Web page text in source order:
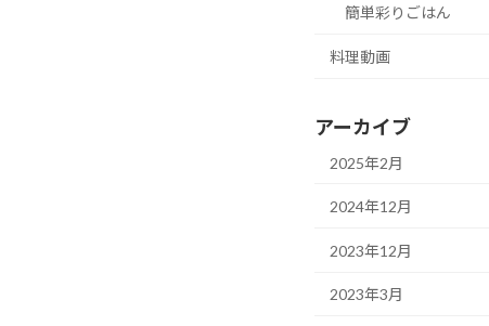
簡単彩りごはん
料理動画
アーカイブ
2025年2月
2024年12月
2023年12月
2023年3月